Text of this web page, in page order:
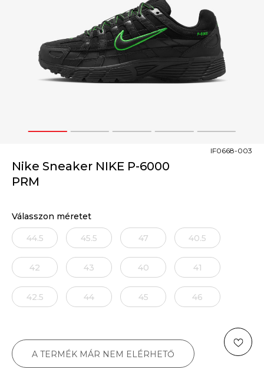
1 2 3 4 5
Nike Sneaker NIKE P-6000
PRM
IF0668-003
Válasszon méretet
44.5 45.5 47 40.5
42 43 40 41
42.5 44 45 46
A TERMÉK MÁR NEM ELÉRHETŐ